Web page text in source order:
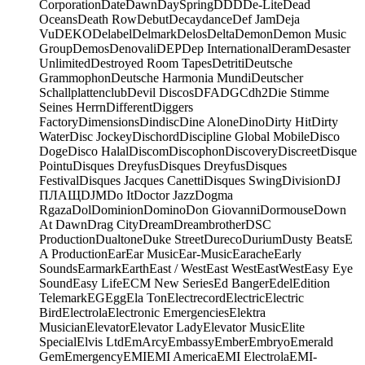
CorporationDateDawnDaySpringDDDDe-LiteDead
OceansDeath RowDebutDecaydanceDef JamDeja
VuDEKODelabelDelmarkDelosDeltaDemonDemon Music
GroupDemosDenovaliDEPDep InternationalDeramDesaster
UnlimitedDestroyed Room TapesDetritiDeutsche
GrammophonDeutsche Harmonia MundiDeutscher
SchallplattenclubDevil DiscosDFADGCdh2Die Stimme
Seines HerrnDifferentDiggers
FactoryDimensionsDindiscDine AloneDinoDirty HitDirty
WaterDisc JockeyDischordDiscipline Global MobileDisco
DogeDisco HalalDiscomDiscophonDiscoveryDiscreetDisque
PointuDisques DreyfusDisques DreyfusDisques
FestivalDisques Jacques CanettiDisques SwingDivisionDJ
ПЛАЩDJMDo ItDoctor JazzDogma
RgazaDolDominionDominoDon GiovanniDormouseDown
At DawnDrag CityDreamDreambrotherDSC
ProductionDualtoneDuke StreetDurecoDuriumDusty BeatsE
A ProductionEarEar MusicEar-MusicEaracheEarly
SoundsEarmarkEarthEast / WestEast WestEastWestEasy Eye
SoundEasy LifeECM New SeriesEd BangerEdelEdition
TelemarkEGEggEla TonElectrecordElectricElectric
BirdElectrolaElectronic EmergenciesElektra
MusicianElevatorElevator LadyElevator MusicElite
SpecialElvis LtdEmArcyEmbassyEmberEmbryoEmerald
GemEmergencyEMIEMI AmericaEMI ElectrolaEMI-